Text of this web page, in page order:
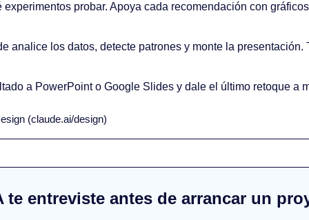
experimentos probar. Apoya cada recomendación con
analice los datos, detecte patrones y monte la presentación.
a PowerPoint o Google Slides y dale el último retoque a
(claude.ai/design)
te entreviste antes de arrancar un